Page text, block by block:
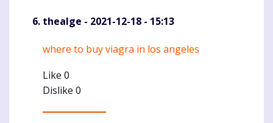
thealge - 2021-12-18 - 15:13
Komentaras
where to buy viagra in los angeles
Like 0
Dislike 0